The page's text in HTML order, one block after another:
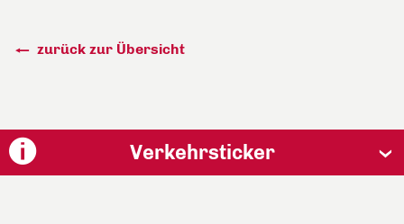
zurück zur Übersicht
Verkehrsticker